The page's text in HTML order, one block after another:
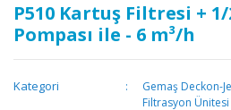
P510 Kartuş Filtresi + 1/
Pompası ile - 6 m³/h
Kategori
Gemaş Deckon-
Filtrasyon Ünitesi